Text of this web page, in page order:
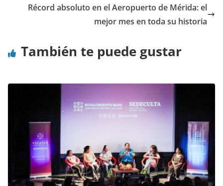
Récord absoluto en el Aeropuerto de Mérida: el
mejor mes en toda su historia
También te puede gustar